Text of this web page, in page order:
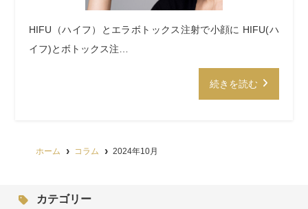
HIFU（ハイフ）とエラボトックス注射で小顔に HIFU(ハ
イフ)とボトックス注…
続きを読む
ホーム コラム 2024年10月
カテゴリー